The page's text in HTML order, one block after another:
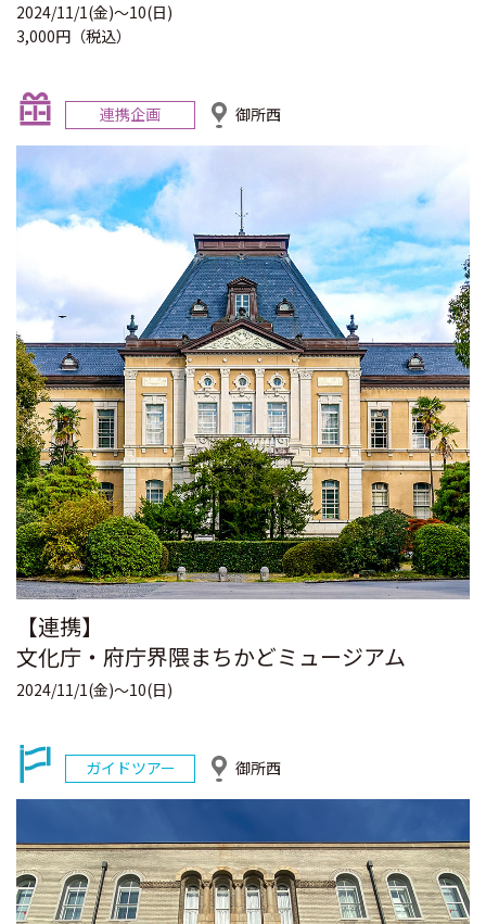
2024/11/1(金)〜10(日)
3,000円（税込）
連携企画 御所西
【連携】
文化庁・府庁界隈まちかどミュージアム
2024/11/1(金)〜10(日)
ガイドツアー 御所西